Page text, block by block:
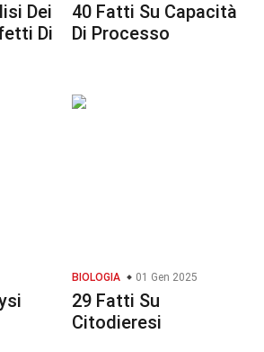
Dei
Di
40 Fatti Su Capacità
Di Processo
BIOLOGIA 01 Gen 2025
29 Fatti Su
Citodieresi